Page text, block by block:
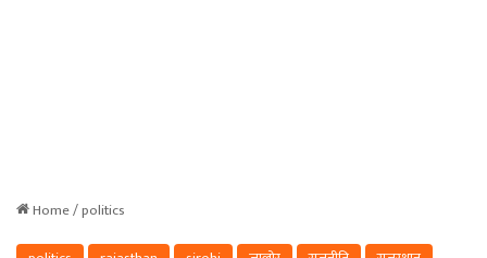
Home/politics